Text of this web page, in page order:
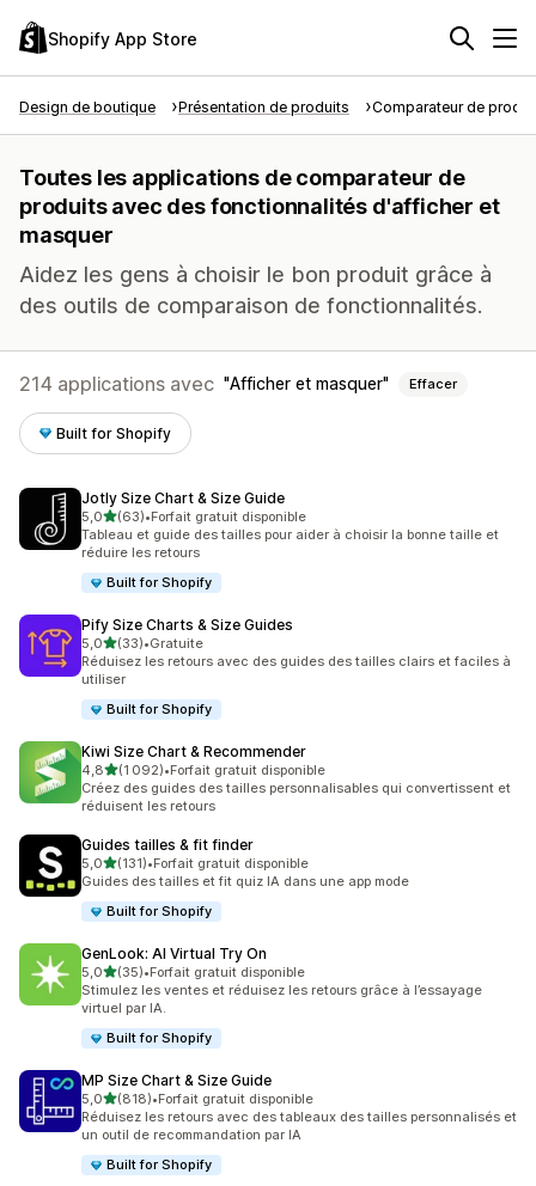
Shopify App Store
Design de boutique Présentation de produits Comparateur de
Toutes les applications de comparateur de
produits avec des fonctionnalités d'afficher et
masquer
Aidez les gens à choisir le bon produit grâce à
des outils de comparaison de fonctionnalités.
214 applications avec Afficher et masquer Effacer
Built for Shopify
Jotly Size Chart & Size Guide
5,0étoile(s) sur 5
(63)
63 avis au total
•Forfait gratuit disponible
Tableau et guide des tailles pour aider à choisir la bonne taille et
réduire les retours
Built for Shopify
Pify Size Charts & Size Guides
5,0étoile(s) sur 5
(33)
33 avis au total
•Gratuite
Réduisez les retours avec des guides des tailles clairs et faciles à
utiliser
Built for Shopify
Kiwi Size Chart & Recommender
4,8étoile(s) sur 5
(1 092)
1092 avis au total
•Forfait gratuit disponible
Créez des guides des tailles personnalisables qui convertissent et
réduisent les retours
Guides tailles & fit finder
5,0étoile(s) sur 5
(131)
131 avis au total
•Forfait gratuit disponible
Guides des tailles et fit quiz IA dans une app mode
Built for Shopify
GenLook: AI Virtual Try On
5,0étoile(s) sur 5
(35)
35 avis au total
•Forfait gratuit disponible
Stimulez les ventes et réduisez les retours grâce à l’essayage
virtuel par IA.
Built for Shopify
MP Size Chart & Size Guide
5,0étoile(s) sur 5
(818)
818 avis au total
•Forfait gratuit disponible
Réduisez les retours avec des tableaux des tailles personnalisés et
un outil de recommandation par IA
Built for Shopify